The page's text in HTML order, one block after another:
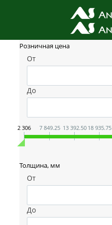
Фильтр товаров
Розничная цена
От
До
2 306 7 849.25 13 392.50 18 935.75
Толщина, мм
От
До